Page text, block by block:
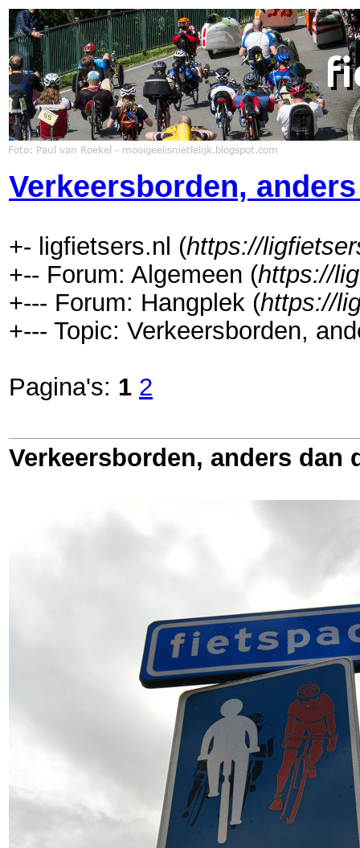
Verkeersborden,
+- ligfietsers.nl (https://
+-- Forum: Algemeen (https://
+--- Forum: Hangplek (https://
+--- Topic: Verkeersborden,
Pagina's: 1 2
Verkeersborden, anders dan